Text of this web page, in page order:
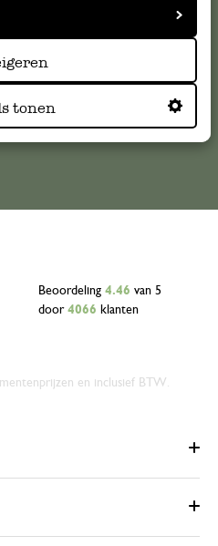
tonen
Beoordeling 4.46 van 5
door 4066 klanten
en inclusief BTW.